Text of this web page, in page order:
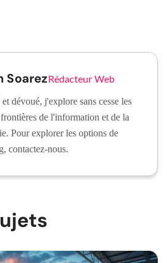
SoarezRédacteur Web
et dévoué, j'explore sans cesse les
de l'information et de la
Pour explorer les options de
contactez-nous.